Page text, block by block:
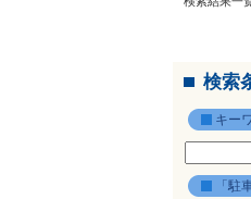
検索
キー
「駐